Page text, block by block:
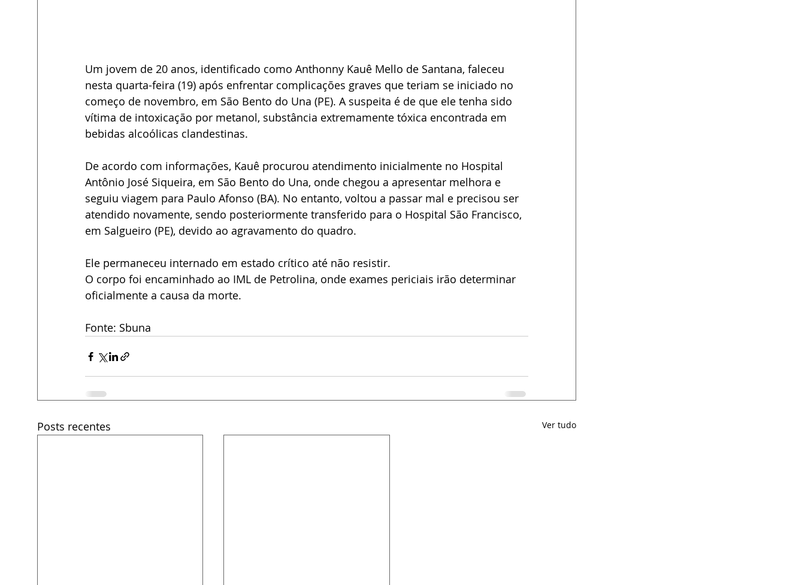
Um jovem de 20 anos, identificado como Anthonny Kauê Mello de Santana, faleceu
nesta quarta-feira (19) após enfrentar complicações graves que teriam se iniciado no
começo de novembro, em São Bento do Una (PE). A suspeita é de que ele tenha sido
vítima de intoxicação por metanol, substância extremamente tóxica encontrada em
bebidas alcoólicas clandestinas.
De acordo com informações, Kauê procurou atendimento inicialmente no Hospital
Antônio José Siqueira, em São Bento do Una, onde chegou a apresentar melhora e
seguiu viagem para Paulo Afonso (BA). No entanto, voltou a passar mal e precisou ser
atendido novamente, sendo posteriormente transferido para o Hospital São Francisco,
em Salgueiro (PE), devido ao agravamento do quadro.
Ele permaneceu internado em estado crítico até não resistir.
O corpo foi encaminhado ao IML de Petrolina, onde exames periciais irão determinar
oficialmente a causa da morte.
Fonte: Sbuna
Posts recentes Ver tudo